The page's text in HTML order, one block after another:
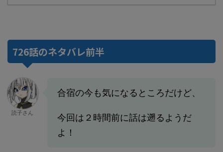
726話のネタバレ前半
読子さん
合宿の今も気になるところだけど、
今回は２時間前に話は遡るようだ
よ！